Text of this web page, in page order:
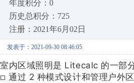
年度积分：0
历史总积分：725
注册：2021年6月02日
发表于：2021-09-30 08:46:05
室内区域照明是 Litecalc 的一部
□ 通过 2 种模式设计和管理户外